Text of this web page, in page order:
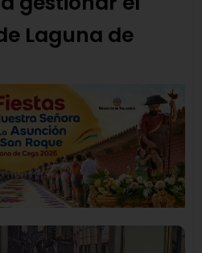
Laguna de